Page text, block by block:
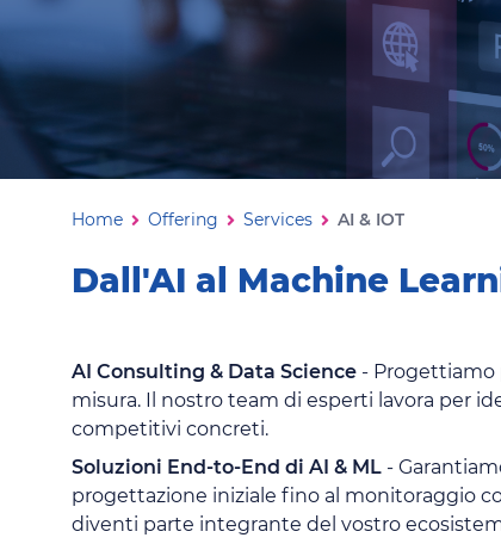
AI & IOT
Ti trovi in:
Home Offering Services AI & IOT
Dall'AI al Machine
AI Consulting & Data Science - Progettiamo
misura. Il nostro team di esperti lavora per
competitivi concreti.
Soluzioni End-to-End di AI & ML -
progettazione iniziale fino al monitoraggio
diventi parte integrante del vostro